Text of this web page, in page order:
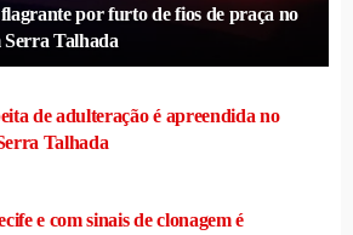
por furto de fios de praça no
Serra Talhada
de adulteração é apreendida no
Talhada
e com sinais de clonagem é